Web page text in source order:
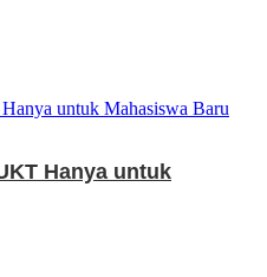
Hanya untuk